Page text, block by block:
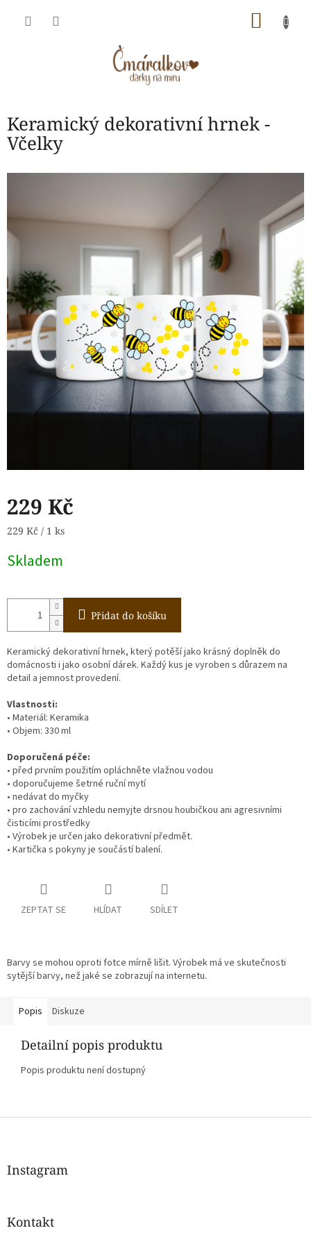
Keramický dekorativní hrnek -
Včelky
229 Kč
Měrná
229 Kč / 1 ks
Skladem
Přidat do košíku
Keramický dekorativní hrnek, který potěší jako krásný doplněk do
domácnosti i jako osobní dárek. Každý kus je vyroben s důrazem na
detail a jemnost provedení.
Vlastnosti:
• Materiál: Keramika
• Objem: 330 ml
Doporučená péče:
• před prvním použitím opláchněte vlažnou vodou
• doporučujeme šetrné ruční mytí
• nedávat do myčky
• pro zachování vzhledu nemyjte drsnou houbičkou ani agresivními
čisticími prostředky
• Výrobek je určen jako dekorativní předmět.
• Kartička s pokyny je součástí balení.
ZEPTAT SE HLÍDAT SDÍLET
Barvy se mohou oproti fotce mírně lišit. Výrobek má ve skutečnosti
sytější barvy, než jaké se zobrazují na internetu.
Popis Diskuze
Detailní popis produktu
Popis produktu není dostupný
Z
Instagram
Kontakt